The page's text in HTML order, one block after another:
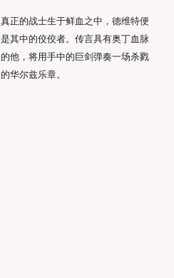
真正的战士生于鲜血之中，德维特便
是其中的佼佼者。传言具有奥丁血脉
的他，将用手中的巨剑弹奏一场杀戮
的华尔兹乐章。